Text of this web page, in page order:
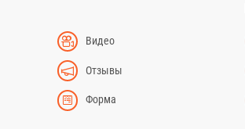
Видео
Отзывы
Форма